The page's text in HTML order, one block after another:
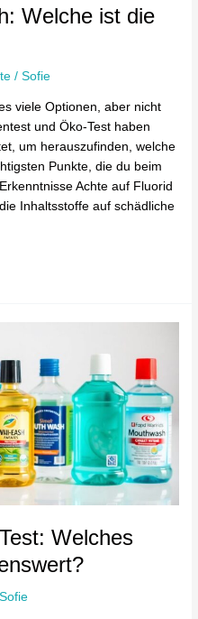
Welche ist die
/Sofie
viele Optionen, aber nicht
und Öko-Test haben
um herauszufinden, welche
Punkte, die du beim
Achte auf Fluorid
Inhaltsstoffe auf schädliche
Welches
Sofie